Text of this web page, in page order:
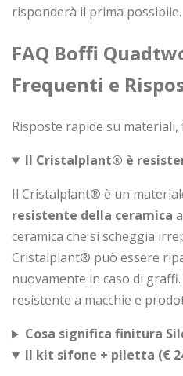
risponderà il prima possibile.
FAQ Boffi
Frequenti e
Risposte rapide su
Il Cristalplant® è
Il Cristalplant® è un
resistente della ceramica
ceramica che si scheggia
Cristalplant® può essere
nuovamente in caso di
resistente a macchie e
Cosa significa finitura
Il kit sifone + piletta (€